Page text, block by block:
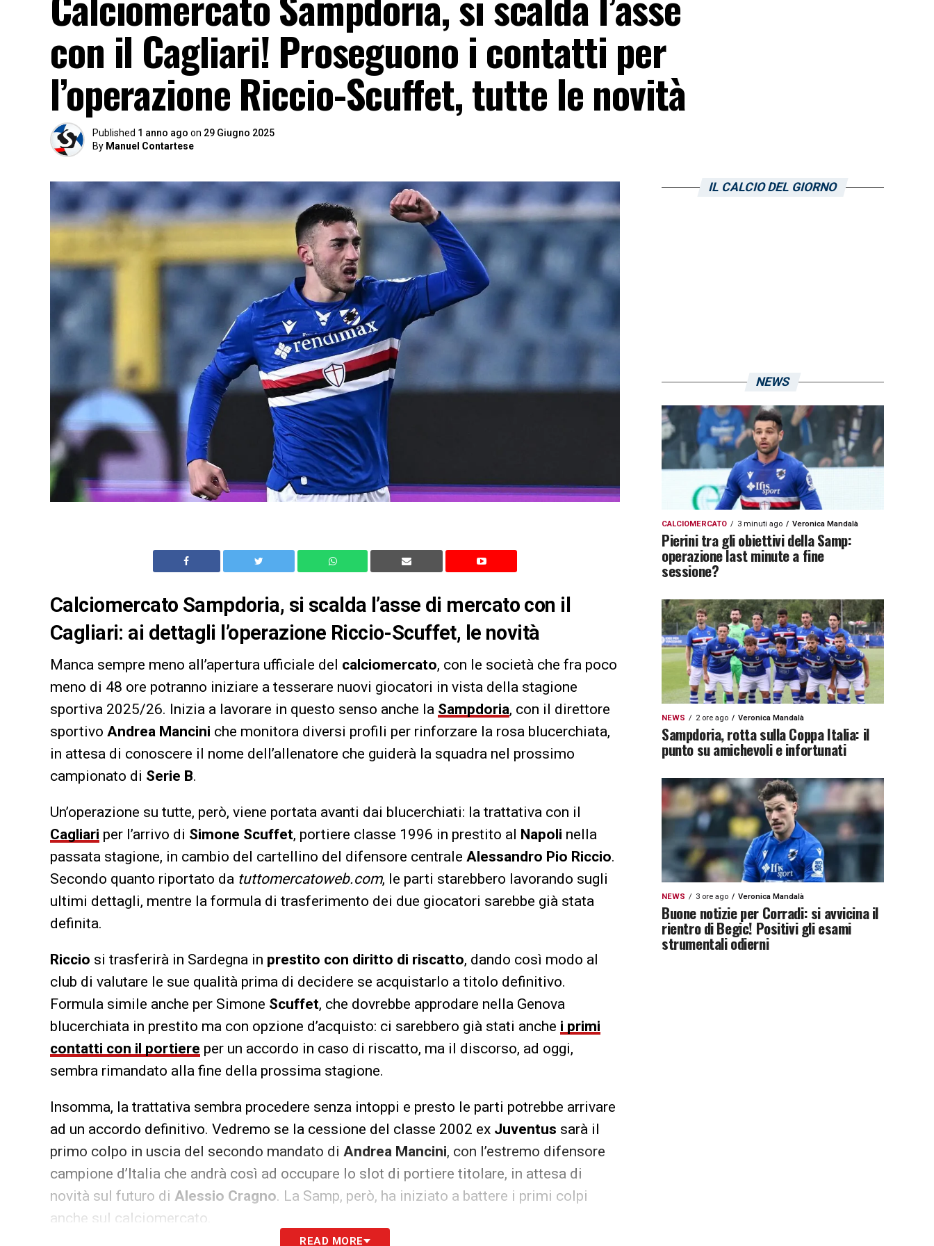
con il Cagliari! Proseguono i contatti per
l’operazione Riccio-Scuffet, tutte le novità
Published 1 anno ago on 29 Giugno 2025
By Manuel Contartese
Calciomercato Sampdoria, si scalda l’asse di mercato con il
Cagliari: ai dettagli l’operazione Riccio-Scuffet, le novità
Manca sempre meno all’apertura ufficiale del calciomercato, con le società che fra poco
meno di 48 ore potranno iniziare a tesserare nuovi giocatori in vista della stagione
sportiva 2025/26. Inizia a lavorare in questo senso anche la Sampdoria, con il direttore
sportivo Andrea Mancini che monitora diversi profili per rinforzare la rosa blucerchiata,
in attesa di conoscere il nome dell’allenatore che guiderà la squadra nel prossimo
campionato di Serie B.
Un’operazione su tutte, però, viene portata avanti dai blucerchiati: la trattativa con il
Cagliari per l’arrivo di Simone Scuffet, portiere classe 1996 in prestito al Napoli nella
passata stagione, in cambio del cartellino del difensore centrale Alessandro Pio Riccio.
Secondo quanto riportato da tuttomercatoweb.com, le parti starebbero lavorando sugli
ultimi dettagli, mentre la formula di trasferimento dei due giocatori sarebbe già stata
definita.
Riccio si trasferirà in Sardegna in prestito con diritto di riscatto, dando così modo al
club di valutare le sue qualità prima di decidere se acquistarlo a titolo definitivo.
Formula simile anche per Simone Scuffet, che dovrebbe approdare nella Genova
blucerchiata in prestito ma con opzione d’acquisto: ci sarebbero già stati anche i primi
contatti con il portiere per un accordo in caso di riscatto, ma il discorso, ad oggi,
sembra rimandato alla fine della prossima stagione.
Insomma, la trattativa sembra procedere senza intoppi e presto le parti potrebbe arrivare
ad un accordo definitivo. Vedremo se la cessione del classe 2002 ex Juventus sarà il
primo colpo in uscia del secondo mandato di Andrea Mancini, con l’estremo difensore
campione d’Italia che andrà così ad occupare lo slot di portiere titolare, in attesa di
novità sul futuro di Alessio Cragno. La Samp, però, ha iniziato a battere i primi colpi
anche sul calciomercato.
READ MORE
IL CALCIO DEL GIORNO
NEWS
CALCIOMERCATO 3 minuti ago Veronica Mandalà
Pierini tra gli obiettivi della Samp:
operazione last minute a fine
sessione?
NEWS 2 ore ago Veronica Mandalà
Sampdoria, rotta sulla Coppa Italia: il
punto su amichevoli e infortunati
NEWS 3 ore ago Veronica Mandalà
Buone notizie per Corradi: si avvicina il
rientro di Begic! Positivi gli esami
strumentali odierni